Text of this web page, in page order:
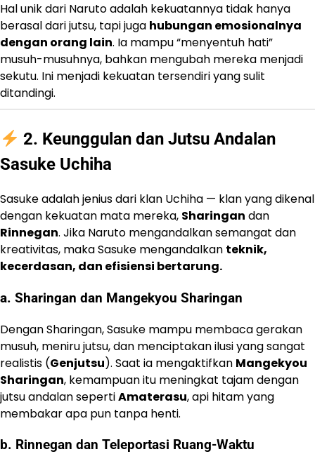
Hal unik dari Naruto adalah kekuatannya tidak hanya
berasal dari jutsu, tapi juga hubungan emosionalnya
dengan orang lain. Ia mampu “menyentuh hati”
musuh-musuhnya, bahkan mengubah mereka menjadi
sekutu. Ini menjadi kekuatan tersendiri yang sulit
ditandingi.
2. Keunggulan dan Jutsu Andalan
Sasuke Uchiha
Sasuke adalah jenius dari klan Uchiha — klan yang dikenal
dengan kekuatan mata mereka, Sharingan dan
Rinnegan. Jika Naruto mengandalkan semangat dan
kreativitas, maka Sasuke mengandalkan teknik,
kecerdasan, dan efisiensi bertarung.
a. Sharingan dan Mangekyou Sharingan
Dengan Sharingan, Sasuke mampu membaca gerakan
musuh, meniru jutsu, dan menciptakan ilusi yang sangat
realistis (Genjutsu). Saat ia mengaktifkan Mangekyou
Sharingan, kemampuan itu meningkat tajam dengan
jutsu andalan sepertiAmaterasu, api hitam yang
membakar apa pun tanpa henti.
b. Rinnegan dan Teleportasi Ruang-Waktu